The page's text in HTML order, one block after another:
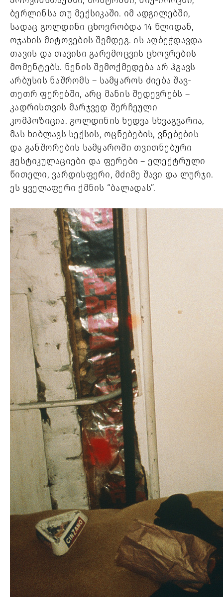
ბერლინსა თუ მექსიკაში. იმ ადგილებში,
სადაც გოლდინი ცხოვრობდა 14 წლიდან,
ოჯახის მიტოვების შემდეგ. ის აღბეჭდავდა
თავის და თავისი გარემოცვის ცხოვრების
მომენტებს. ნენის შემოქმედება არ ჰგავს
არბუსის ნაშრომს – სამყაროს ძიება შავ-
თეთრ ფერებში, არც მანის შედევრებს –
კადრისთვის მარჯვედ შერჩეული
კომპოზიცია. გოლდინის ხედვა სხვაგვარია,
მას ხიბლავს სექსის, ოცნებების, ვნებების
და განშორების სამყაროში თვითნებური
ჟესტიკულაციები და ფერები – ელექტრული
წითელი, ვარდისფერი, მძიმე შავი და ლურჯი.
ეს ყველაფერი ქმნის “ბალადას”.